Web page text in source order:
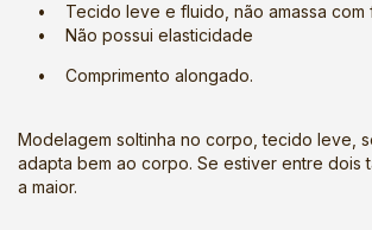
• Tecido leve e fluido, não amassa com
• Não possui elasticidade
• Comprimento alongado.
Modelagem soltinha no corpo, tecido leve,
adapta bem ao corpo. Se estiver entre dois
a maior.